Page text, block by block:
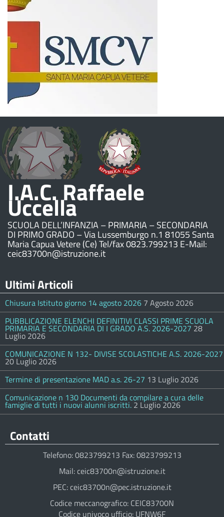
I.A.C. Raffaele
Uccella
SCUOLA DELL’INFANZIA – PRIMARIA – SECONDARIA
DI PRIMO GRADO – Via Lussemburgo n.1 81055 Santa
Maria Capua Vetere (Ce) Tel/fax 0823.799213 E-Mail:
ceic83700n@istruzione.it
Ultimi Articoli
Chiusura Istituto giorno 14 agosto 2026 7 Agosto 2026
PUBBLICAZIONE ELENCHI DEFINITIVI CLASSI PRIME SCUOLA
PRIMARIA E SECONDARIA DI I GRADO A.S. 2026-2027 28
Luglio 2026
COMUNICAZIONE N 132- DIVISE SCOLASTICHE A.S. 2026-2027
20 Luglio 2026
Termine di presentazione MAD a.s. 26-27 13 Luglio 2026
Comunicazione n 130 Documenti da compilare a cura delle
famiglie di tutti i nuovi alunni iscritti. 2 Luglio 2026
Contatti
Telefono: 0823799213 Fax: 0823799213
Mail: ceic83700n@istruzione.it
PEC: ceic83700n@pec.istruzione.it
Codice meccanografico: CEIC83700N
Codice univoco ufficio: UFNW6F